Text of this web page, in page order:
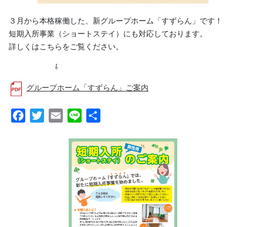
３月から本格稼働した、新グループホーム「すずらん」です！
短期入所事業（ショートステイ）にも対応しております。
詳しくはこちらをご覧ください。
⇩
グループホーム「すずらん」ご案内
Facebook
TwitterEmail Line